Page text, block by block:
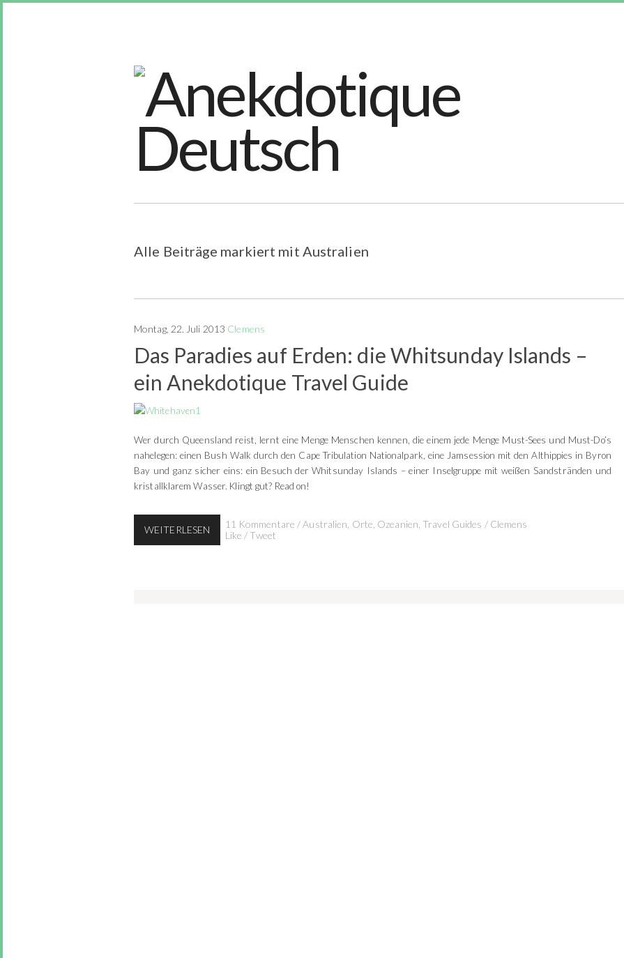
Alle Beiträge markiert mit Australien
Montag, 22. Juli 2013 Clemens
Das Paradies auf Erden: die Whitsunday Islands –
ein Anekdotique Travel Guide
Wer durch Queensland reist, lernt eine Menge Menschen kennen, die einem jede Menge Must-Sees und Must-Do’s
nahelegen: einen Bush Walk durch den Cape Tribulation Nationalpark, eine Jamsession mit den Althippies in Byron
Bay und ganz sicher eins: ein Besuch der Whitsunday Islands – einer Inselgruppe mit weißen Sandstränden und
kristallklarem Wasser. Klingt gut? Read on!
WEITERLESEN 11 Kommentare /Australien Orte Ozeanien Travel Guides / Clemens
Like / Tweet